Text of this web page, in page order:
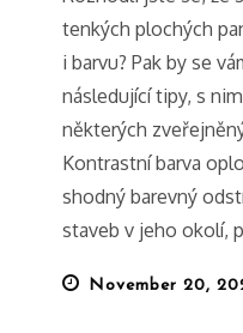
tenkých plochých
i barvu? Pak by se
následující tipy, s
některých
Kontrastní barva
shodný barevný
staveb v jeho okolí,
Posted
November 20,